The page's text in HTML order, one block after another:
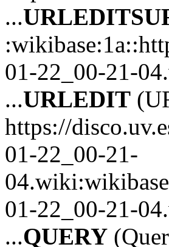
...
01-22_00-21-
...URLEDIT
https://
01-22_00-21-
01-22_00-21-
...QUERY